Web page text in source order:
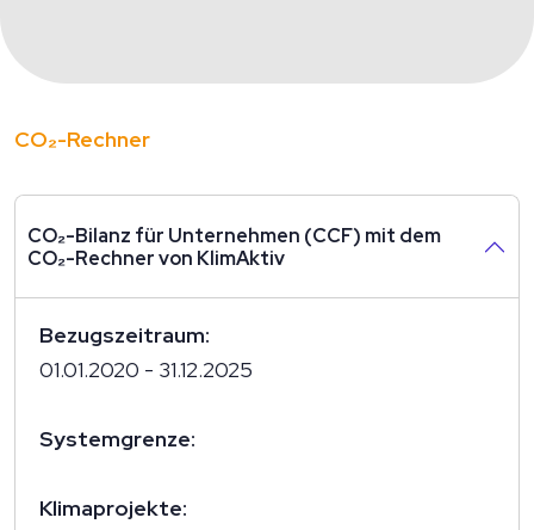
CO₂-Rechner
CO₂-Bilanz für Unternehmen (CCF) mit dem
CO₂-Rechner von KlimAktiv
Bezugszeitraum:
01.01.2020 - 31.12.2025
Systemgrenze:
Klimaprojekte: